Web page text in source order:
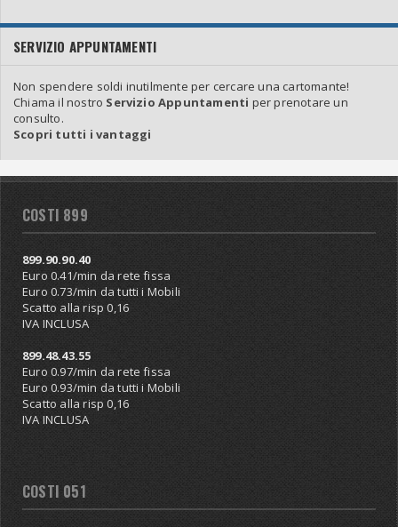
SERVIZIO APPUNTAMENTI
Non spendere soldi inutilmente per cercare una cartomante!
Chiama il nostro Servizio Appuntamenti per prenotare un
consulto.
Scopri tutti i vantaggi
COSTI 899
899.90.90.40
Euro 0.41/min da rete fissa
Euro 0.73/min da tutti i Mobili
Scatto alla risp 0,16
IVA INCLUSA
899.48.43.55
Euro 0.97/min da rete fissa
Euro 0.93/min da tutti i Mobili
Scatto alla risp 0,16
IVA INCLUSA
COSTI 051